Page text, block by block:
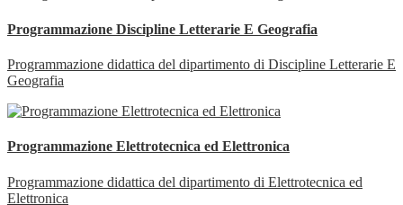
Programmazione Discipline Letterarie E Geografia
Programmazione didattica del dipartimento di Discipline Letterarie E
Geografia
Programmazione Elettrotecnica ed Elettronica
Programmazione didattica del dipartimento di Elettrotecnica ed
Elettronica